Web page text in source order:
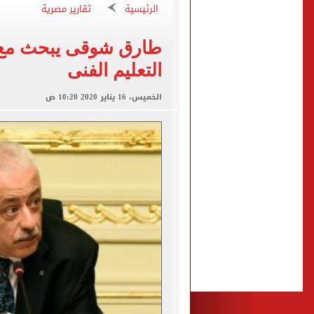
قفزة أعادت الزمن
انطلاق مباراة مصر
الزمالك يبلغ 4 لاعبين بعدم التواجد مع الفريق الأول بالموسم الجديد
محمد صلاح يتلقى هدية
الرئيسية تقارير مصرية
طارق شوقى يبحث مع
التعليم الفنى
الخميس، 16 يناير 2020 10:20 ص